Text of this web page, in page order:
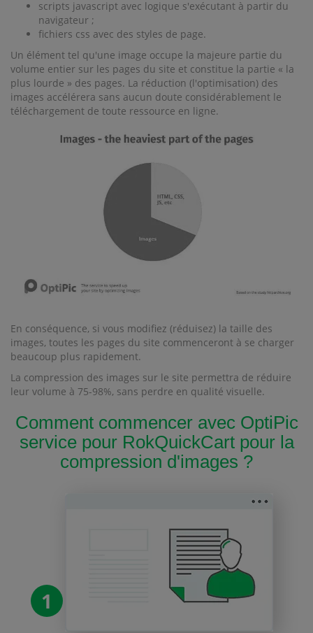
scripts javascript avec logique s'exécutant à partir du
navigateur ;
fichiers css avec des styles de page.
Un élément tel qu'une image occupe la majeure partie du
volume entier sur les pages du site et constitue la partie « la
plus lourde » des pages. La réduction (l'optimisation) des
images accélérera sans aucun doute considérablement le
téléchargement de toute ressource en ligne.
En conséquence, si vous modifiez (réduisez) la taille des
images, toutes les pages du site commenceront à se charger
beaucoup plus rapidement.
La compression des images sur le site permettra de réduire
leur volume à 75-98%, sans perdre en qualité visuelle.
Comment commencer avec OptiPic
service pour RokQuickCart pour la
compression d'images ?
1